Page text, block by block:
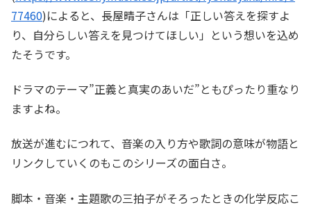
77460)によると、長屋晴子さんは「正しい答えを探すよ
り、自分らしい答えを見つけてほしい」という想いを込め
たそうです。
ドラマのテーマ”正義と真実のあいだ”ともぴったり重なり
ますよね。
放送が進むにつれて、音楽の入り方や歌詞の意味が物語と
リンクしていくのもこのシリーズの面白さ。
脚本・音楽・主題歌の三拍子がそろったときの化学反応こ